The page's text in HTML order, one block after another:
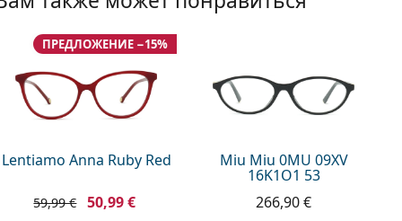
Lentiamo Anna Ruby Red
ПРЕДЛОЖЕНИЕ −15%
59,99 € 50,99 €
Miu Miu 0MU 09XV
16K1O1 53
266,90 €